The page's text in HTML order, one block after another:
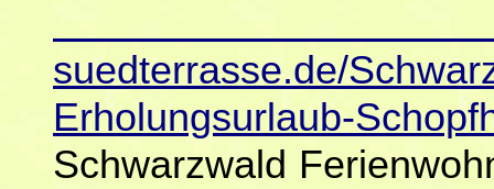
suedterrasse.de/
Erholungsurlaub-
Schwarzwald